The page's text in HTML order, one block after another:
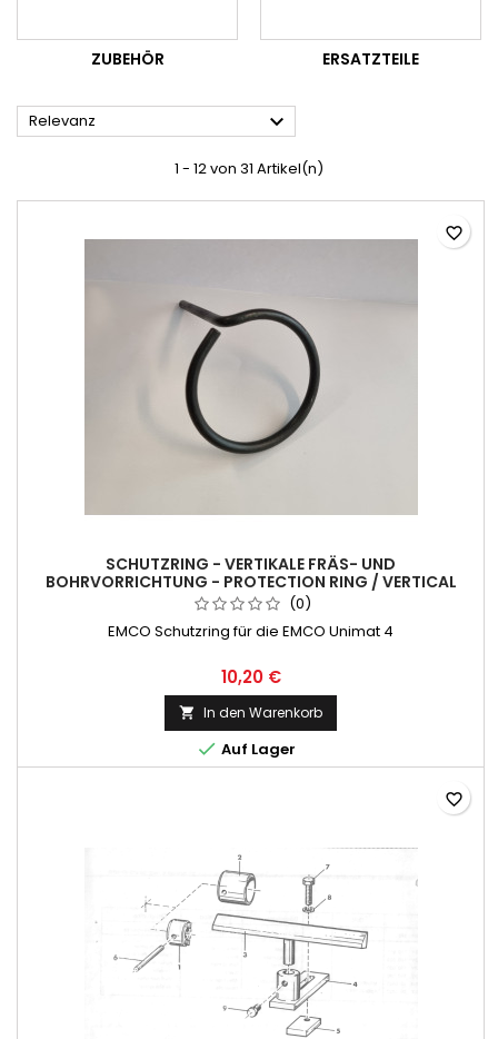
ZUBEHÖR ERSATZTEILE
Relevanz 
1 - 12 von 31 Artikel(n)
SCHUTZRING - VERTIKALE FRÄS- UND
BOHRVORRICHTUNG - PROTECTION RING / VERTICAL
ATTACHMENT
(0)
EMCO Schutzring für die EMCO Unimat 4
10,20 €
 In den Warenkorb
 Auf Lager
favorite_border
favorite_border